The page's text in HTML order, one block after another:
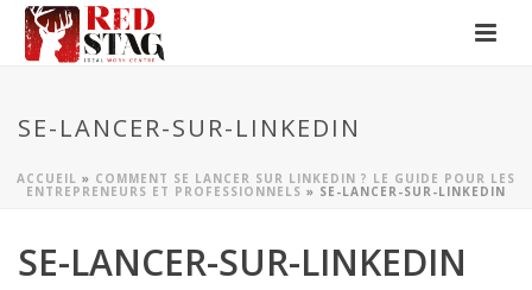
SE-LANCER-SUR-LINKEDIN
ACCUEIL » COMMENT SE LANCER SUR LINKEDIN ? LE GUIDE POUR LES
ENTREPRENEURS ET PROFESSIONNELS » SE-LANCER-SUR-LINKEDIN
SE-LANCER-SUR-LINKEDIN